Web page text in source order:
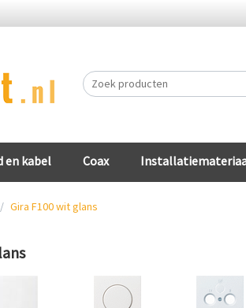
en kabel Coax
/ Gira F100 wit glans